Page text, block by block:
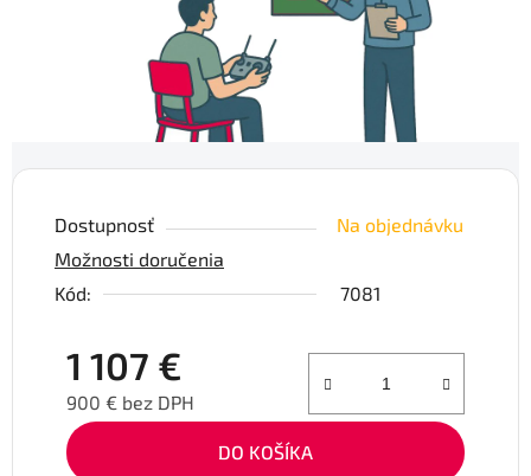
Dostupnosť
Na objednávku
Možnosti doručenia
Kód:
7081
1 107 €
900 € bez DPH
Jednotková cena:
DO KOŠÍKA